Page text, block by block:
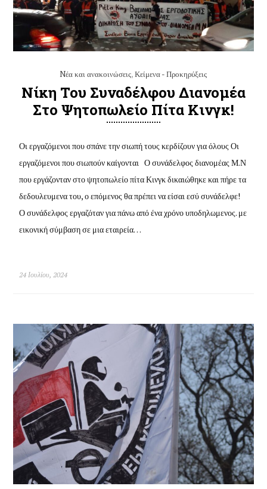
Nέα και ανακοινώσεις,Κείμενα - Προκηρύξεις
Νίκη Του Συναδέλφου Διανομέα
Στο Ψητοπωλείο Πίτα Κινγκ!
Οι εργαζόμενοι που σπάνε την σιωπή τους κερδίζουν για όλους Οι
εργαζόμενοι που σιωπούν καίγονται Ο συνάδελφος διανομέας Μ.Ν
που εργάζονταν στο ψητοπωλείο πίτα Κινγκ δικαιώθηκε και πήρε τα
δεδουλευμενα του, ο επόμενος θα πρέπει να είσαι εσύ συνάδελφε!
Ο συνάδελφος εργαζόταν για πάνω από ένα χρόνο υποδηλωμενος. με
εικονική σύμβαση σε μια εταιρεία…
24 Ιουλίου, 2024